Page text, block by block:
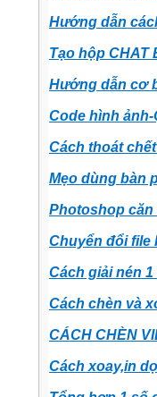
Hướng dẫn
Tạo hộp CHAT
Hướng dẫn cơ
Code hình
Cách thoát
Mẹo dùng bàn
Photoshop
Chuyển đổi file
Cách giải nén 1
Cách chèn và
CÁCH CHÈN
Cách xoay,in